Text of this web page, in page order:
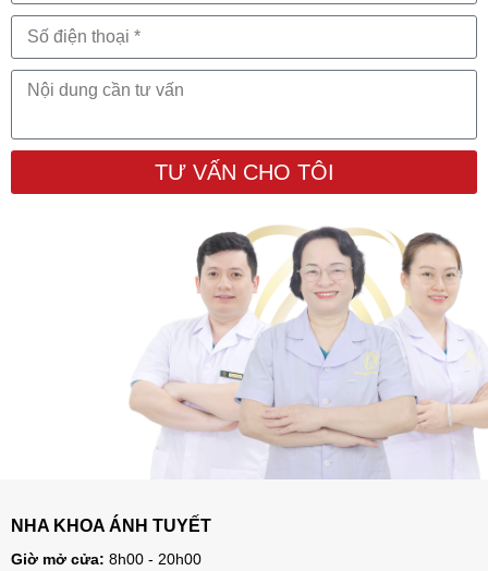
TƯ VẤN CHO TÔI
NHA KHOA ÁNH TUYẾT
Giờ mở cửa: 8h00 - 20h00